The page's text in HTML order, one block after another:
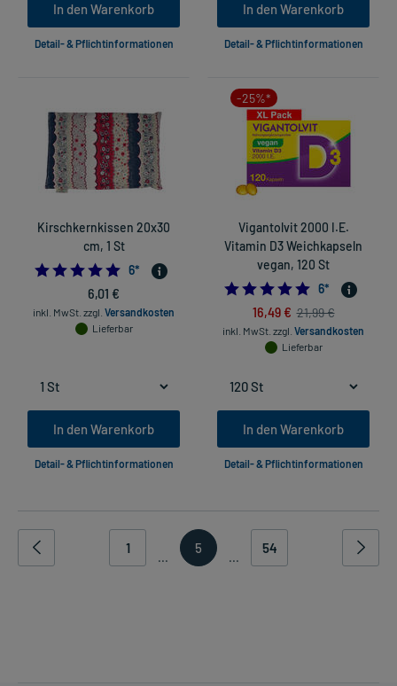
In den Warenkorb
Detail- & Pflichtinformationen
In den Warenkorb
Detail- & Pflichtinformationen
Kirschkernkissen 20x30
cm, 1 St
5.0
6*
6,01 €
inkl. MwSt. zzgl. Versandkosten
Lieferbar
In den Warenkorb
Detail- & Pflichtinformationen
-25%*
Vigantolvit 2000 I.E.
Vitamin D3 Weichkapseln
vegan, 120 St
6*
16,49 € 21,99 €
inkl. MwSt. zzgl. Versandkosten
Lieferbar
In den Warenkorb
Detail- & Pflichtinformationen
1
...
5
...
54